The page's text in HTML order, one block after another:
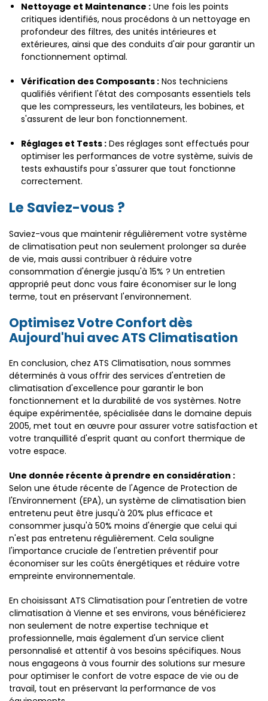
Nettoyage et Maintenance : Une fois les points
critiques identifiés, nous procédons à un nettoyage en
profondeur des filtres, des unités intérieures et
extérieures, ainsi que des conduits d'air pour garantir un
fonctionnement optimal.
Vérification des Composants : Nos techniciens
qualifiés vérifient l'état des composants essentiels tels
que les compresseurs, les ventilateurs, les bobines, et
s'assurent de leur bon fonctionnement.
Réglages et Tests : Des réglages sont effectués pour
optimiser les performances de votre système, suivis de
tests exhaustifs pour s'assurer que tout fonctionne
correctement.
Le Saviez-vous ?
Saviez-vous que maintenir régulièrement votre système
de climatisation peut non seulement prolonger sa durée
de vie, mais aussi contribuer à réduire votre
consommation d'énergie jusqu'à 15% ? Un entretien
approprié peut donc vous faire économiser sur le long
terme, tout en préservant l'environnement.
Optimisez Votre Confort dès
Aujourd'hui avec ATS Climatisation
En conclusion, chez ATS Climatisation, nous sommes
déterminés à vous offrir des services d'entretien de
climatisation d'excellence pour garantir le bon
fonctionnement et la durabilité de vos systèmes. Notre
équipe expérimentée, spécialisée dans le domaine depuis
2005, met tout en œuvre pour assurer votre satisfaction et
votre tranquillité d'esprit quant au confort thermique de
votre espace.
Une donnée récente à prendre en considération :
Selon une étude récente de l'Agence de Protection de
l'Environnement (EPA), un système de climatisation bien
entretenu peut être jusqu'à 20% plus efficace et
consommer jusqu'à 50% moins d'énergie que celui qui
n'est pas entretenu régulièrement. Cela souligne
l'importance cruciale de l'entretien préventif pour
économiser sur les coûts énergétiques et réduire votre
empreinte environnementale.
En choisissant ATS Climatisation pour l'entretien de votre
climatisation à Vienne et ses environs, vous bénéficierez
non seulement de notre expertise technique et
professionnelle, mais également d'un service client
personnalisé et attentif à vos besoins spécifiques. Nous
nous engageons à vous fournir des solutions sur mesure
pour optimiser le confort de votre espace de vie ou de
travail, tout en préservant la performance de vos